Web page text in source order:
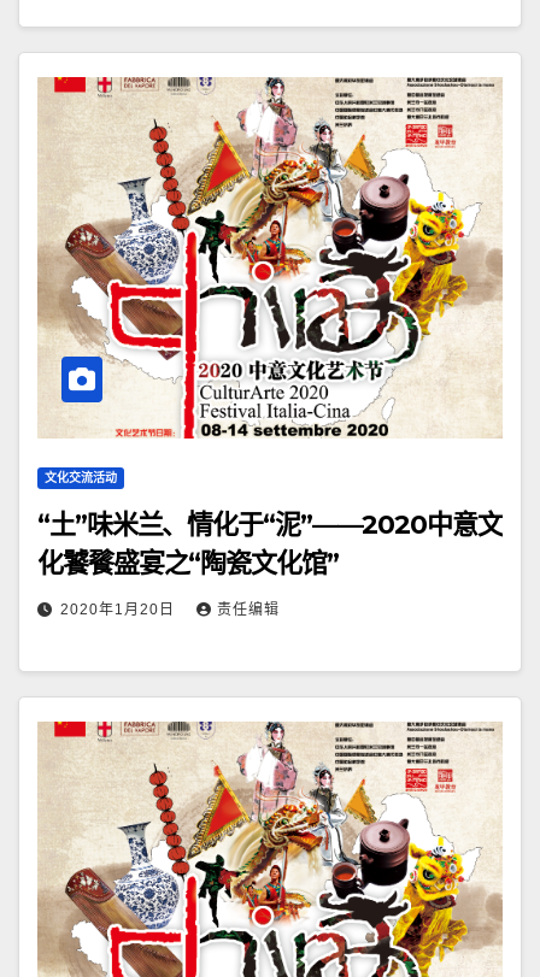
文化交流活动
“土”味米兰、情化于“泥”——2020中意文
化饕餮盛宴之“陶瓷文化馆”
2020年1月20日 责任编辑